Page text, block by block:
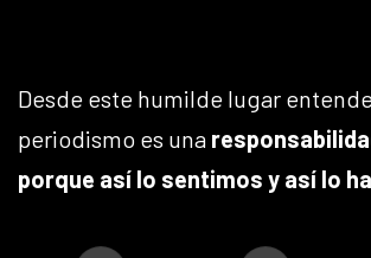
Desde este humilde lugar
periodismo es una
porque así lo sentimos y así lo